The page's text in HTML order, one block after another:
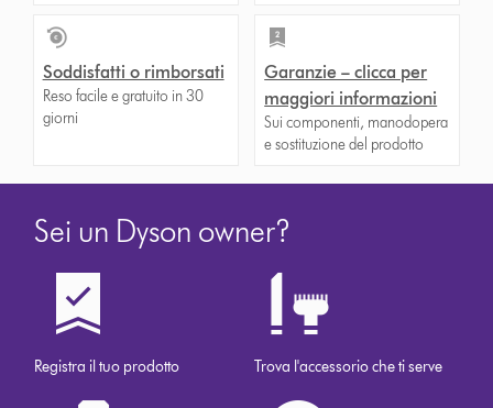
Soddisfatti o rimborsati
Reso facile e gratuito in 30
giorni
Garanzie – clicca per
maggiori informazioni
Sui componenti, manodopera
e sostituzione del prodotto
Sei un Dyson owner?
Registra il tuo prodotto Trova l'accessorio che ti serve